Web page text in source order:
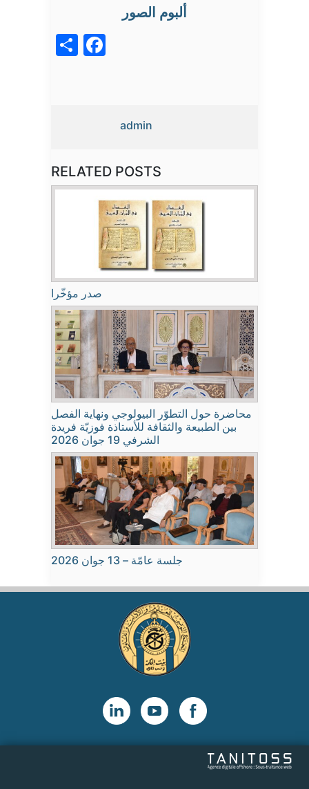
ألبوم الصور
admin
RELATED POSTS
صدر مؤخّرا
محاضرة حول التطوّر البيولوجي ونهاية الفصل
بين الطبيعة والثقافة للأستاذة فوزيّة فريدة
الشرفي 19 جوان 2026
جلسة عامّة – 13 جوان 2026